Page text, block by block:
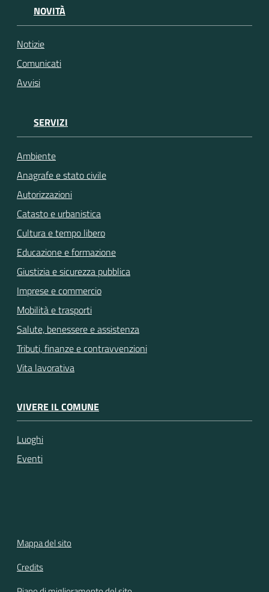
NOVITÀ
Notizie
Comunicati
Avvisi
SERVIZI
Ambiente
Anagrafe e stato civile
Autorizzazioni
Catasto e urbanistica
Cultura e tempo libero
Educazione e formazione
Giustizia e sicurezza pubblica
Imprese e commercio
Mobilità e trasporti
Salute, benessere e assistenza
Tributi, finanze e contravvenzioni
Vita lavorativa
VIVERE IL COMUNE
Luoghi
Eventi
Mappa del sito
Credits